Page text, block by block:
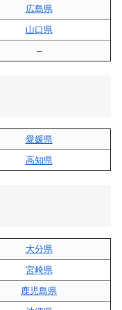
広島県
山口県
–
愛媛県
高知県
大分県
宮崎県
鹿児島県